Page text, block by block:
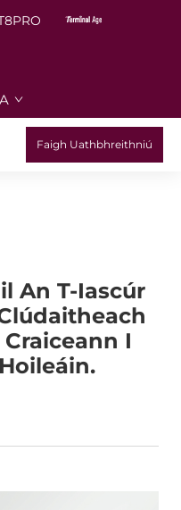
Faigh Uathbhreithniú
An T-Iascúr
I